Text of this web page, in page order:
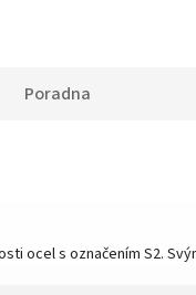
Poradna
ocel s označením S2.